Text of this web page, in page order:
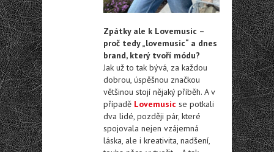
Zpátky ale k Lovemusic –
proč tedy „lovemusic“ a dnes
brand, který tvoří módu?
Jak už to tak bývá, za každou
dobrou, úspěšnou značkou
většinou stojí nějaký příběh. A v
případě Lovemusic se potkali
dva lidé, později pár, které
spojovala nejen vzájemná
láska, ale i kreativita, nadšení,